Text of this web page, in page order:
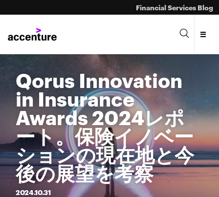
Financial Services Blog
Qorus Innovation
in Insurance
Awards 2024レポ
ート。保険イノベー
ションの現在地と今
後の展望を考察
2024.10.31